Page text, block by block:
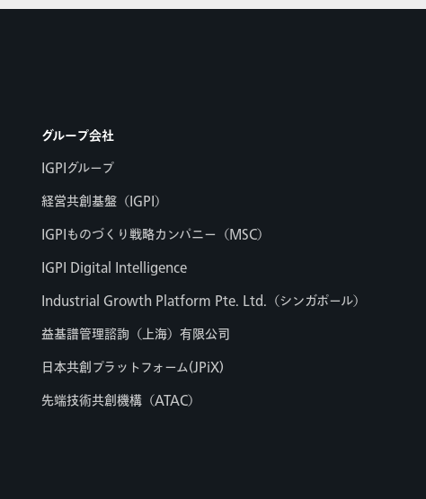
グループ会社
IGPIグループ
経営共創基盤（IGPI）
IGPIものづくり戦略カンパニー（MSC）
IGPI Digital Intelligence
Industrial Growth Platform Pte. Ltd.（シンガポール）
益基譜管理諮詢（上海）有限公司
日本共創プラットフォーム(JPiX)
先端技術共創機構（ATAC）